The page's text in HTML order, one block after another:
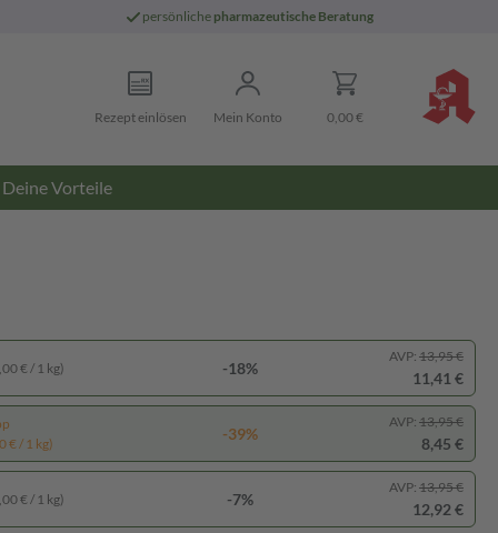
persönliche pharmazeutische Beratung
Rezept einlösen Mein Konto 0,00 €
Deine Vorteile
€ / 1 kg) -18%
AVP: 13,95 €
11,41 €
€ / 1 kg)
-39%
AVP: 13,95 €
8,45 €
€ / 1 kg) -7%
AVP: 13,95 €
12,92 €